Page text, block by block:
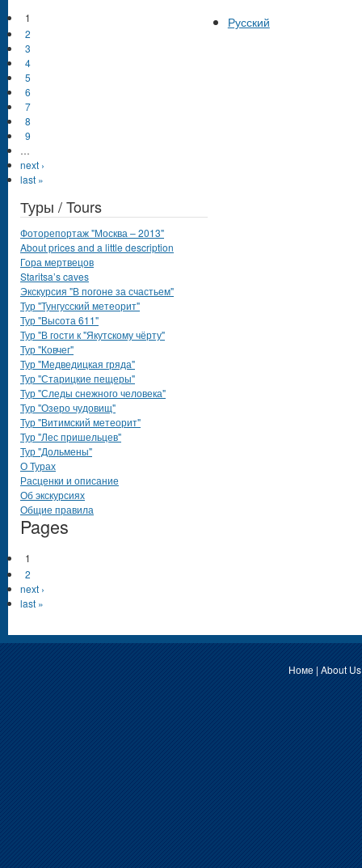
Русский
1
2
3
4
5
6
7
8
9
…
next ›
last »
Туры / Tours
Фоторепортаж "Москва – 2013"
About prices and a little description
Гора мертвецов
Staritsa’s caves
Экскурсия "В погоне за счастьем"
Тур "Тунгусский метеорит"
Тур "Высота 611"
Тур "В гости к "Якутскому чёрту"
Тур "Ковчег"
Тур "Медведицкая гряда"
Тур "Старицкие пещеры"
Тур "Следы снежного человека"
Тур "Озеро чудовищ"
Тур "Витимский метеорит"
Тур "Лес пришельцев"
Тур "Дольмены"
О Турах
Расценки и описание
Об экскурсиях
Общие правила
Pages
1
2
next ›
last »
Номе| About Us